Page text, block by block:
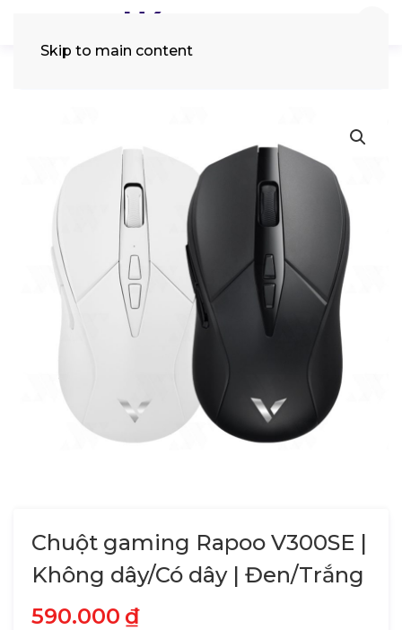
Skip to main content
Chuột gaming Rapoo V300SE |
Không dây/Có dây | Đen/Trắng
590.000 ₫